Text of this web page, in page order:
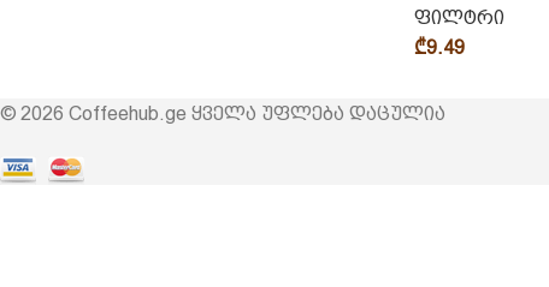
ფილტრი
₾9.49
© 2026 Coffeehub.ge ყველა უფლება დაცულია